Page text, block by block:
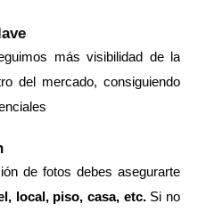
más visibilidad de la
del mercado, consiguiendo
de fotos debes asegurarte
local, piso, casa, etc.Si no